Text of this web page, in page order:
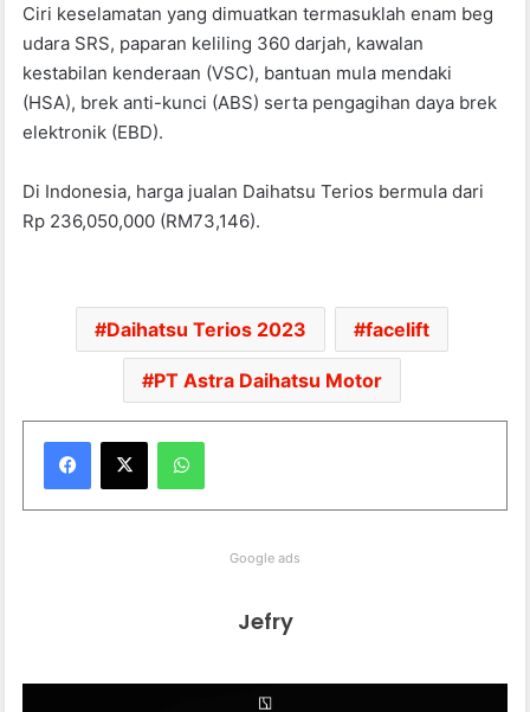
Ciri keselamatan yang dimuatkan termasuklah enam beg
udara SRS, paparan keliling 360 darjah, kawalan
kestabilan kenderaan (VSC), bantuan mula mendaki
(HSA), brek anti-kunci (ABS) serta pengagihan daya brek
elektronik (EBD).
Di Indonesia, harga jualan Daihatsu Terios bermula dari
Rp 236,050,000 (RM73,146).
Daihatsu Terios 2023 facelift
PT Astra Daihatsu Motor
WhatsApp
Google ads
Jefry